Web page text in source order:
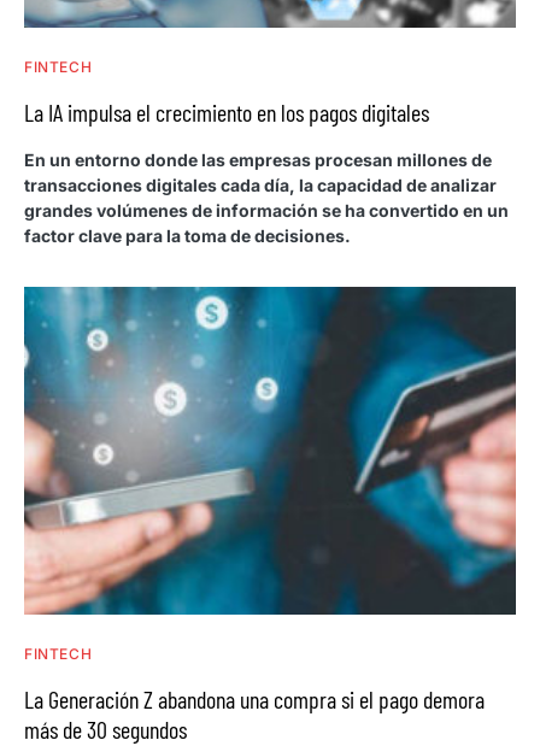
FINTECH
La IA impulsa el crecimiento en los pagos digitales
En un entorno donde las empresas procesan millones de
transacciones digitales cada día, la capacidad de analizar
grandes volúmenes de información se ha convertido en un
factor clave para la toma de decisiones.
FINTECH
La Generación Z abandona una compra si el pago demora
más de 30 segundos